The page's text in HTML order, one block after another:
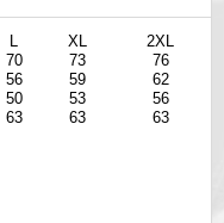
L XL
2XL
70 73
76
56 59
62
50 53
56
63 63
63